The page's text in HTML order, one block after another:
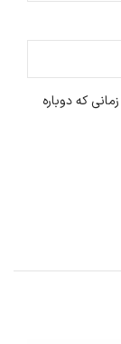
که دوباره